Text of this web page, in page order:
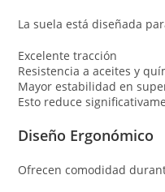
La suela está diseñada
Excelente tracción
Resistencia a aceites y
Mayor estabilidad en
Esto reduce
Diseño Ergonómico
Ofrecen comodidad